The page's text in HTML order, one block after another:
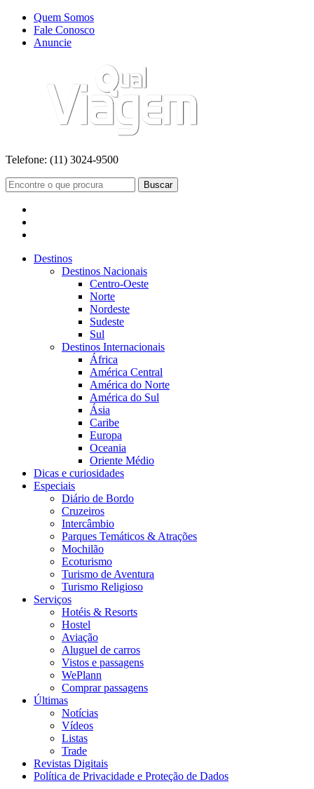
Quem Somos
Fale Conosco
Anuncie
Telefone: (11) 3024-9500
Buscar
Destinos
Destinos Nacionais
Centro-Oeste
Norte
Nordeste
Sudeste
Sul
Destinos Internacionais
África
América Central
América do Norte
América do Sul
Ásia
Caribe
Europa
Oceania
Oriente Médio
Dicas e curiosidades
Especiais
Diário de Bordo
Cruzeiros
Intercâmbio
Parques Temáticos & Atrações
Mochilão
Ecoturismo
Turismo de Aventura
Turismo Religioso
Serviços
Hotéis & Resorts
Hostel
Aviação
Aluguel de carros
Vistos e passagens
WePlann
Comprar passagens
Últimas
Notícias
Vídeos
Listas
Trade
Revistas Digitais
Política de Privacidade e Proteção de Dados